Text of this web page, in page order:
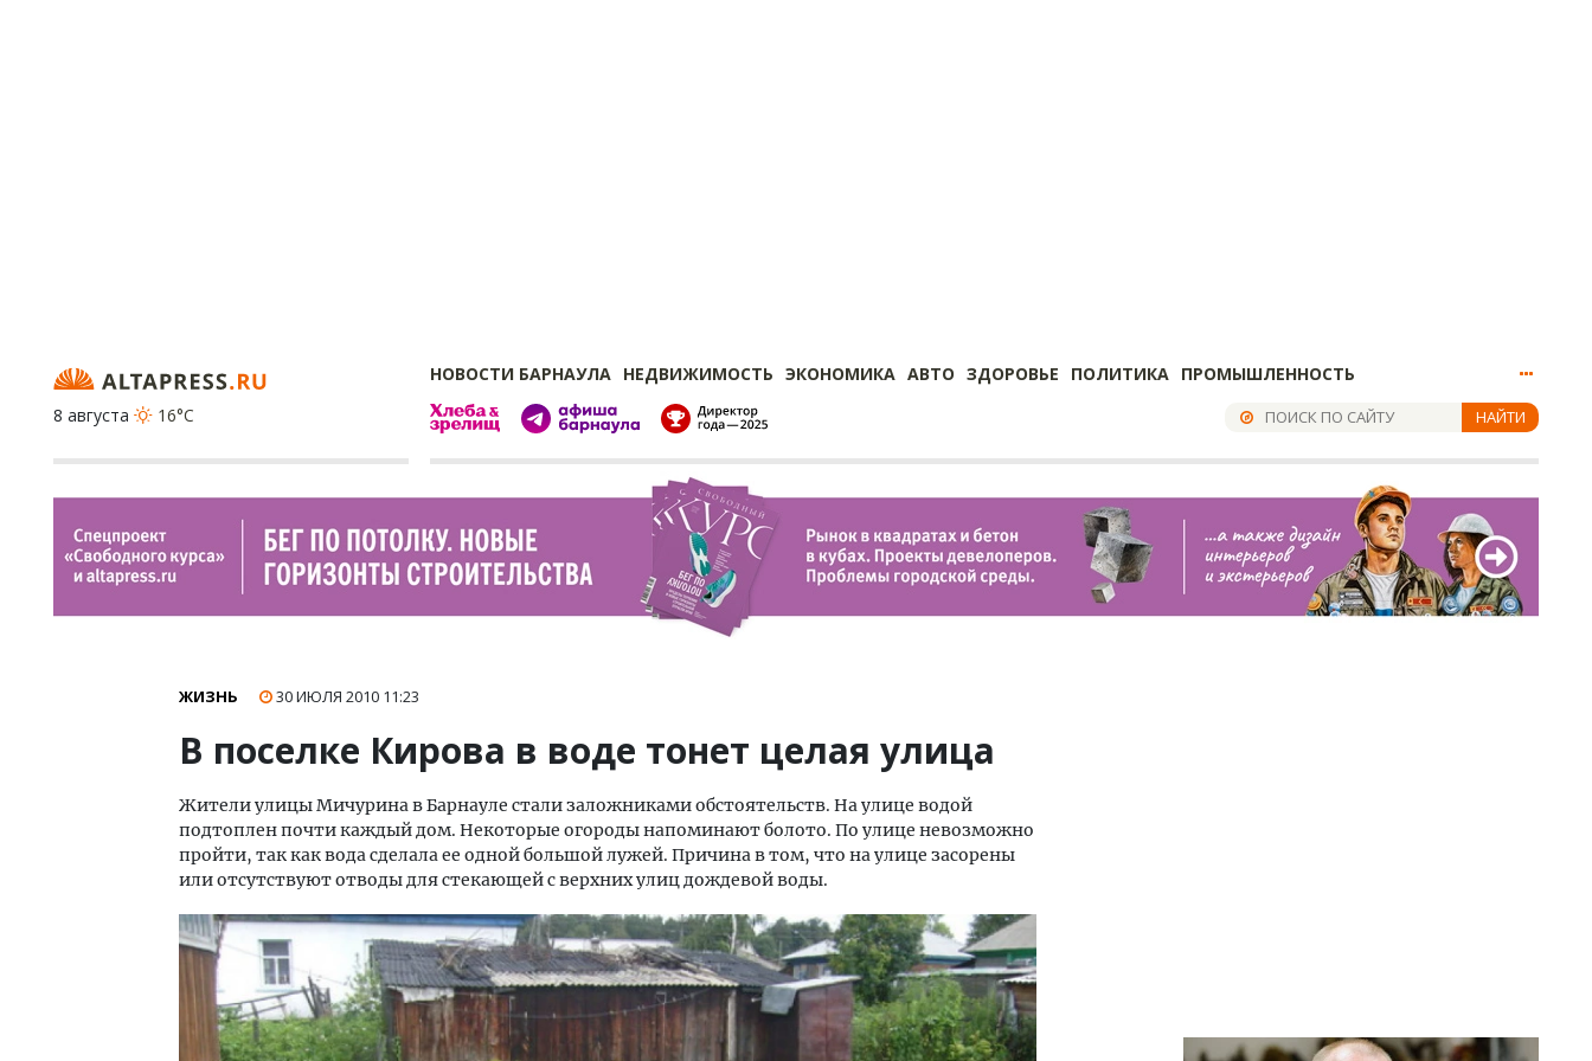
НОВОСТИ БАРНАУЛА НЕДВИЖИМОСТЬ ЭКОНОМИКА АВТО ЗДОРОВЬЕ ПОЛИТИКА ПРОМЫШЛЕННОСТЬ
8 августа
16°C НАЙТИ
ЖИЗНЬ 30 ИЮЛЯ 2010 11:23
В поселке Кирова в воде тонет целая улица
Жители улицы Мичурина в Барнауле стали заложниками обстоятельств. На улице водой
подтоплен почти каждый дом. Некоторые огороды напоминают болото. По улице невозможно
пройти, так как вода сделала ее одной большой лужей. Причина в том, что на улице засорены
или отсутствуют отводы для стекающей с верхних улиц дождевой воды.